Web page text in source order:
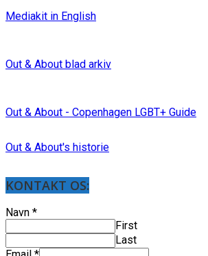
Mediakit in English
Out & About blad arkiv
Out & About - Copenhagen LGBT+ Guide
Out & About's historie
KONTAKT OS:
Navn *
First
Last